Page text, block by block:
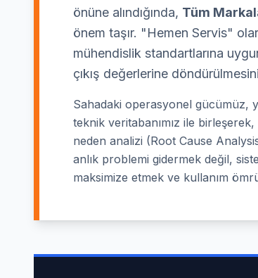
önüne alındığında, Tüm
önem taşır. "Hemen Servis"
mühendislik standartlarına
çıkış değerlerine
Sahadaki operasyonel gücümüz,
teknik veritabanımız ile
neden analizi (Root Cause
anlık problemi gidermek değil,
maksimize etmek ve kullanım